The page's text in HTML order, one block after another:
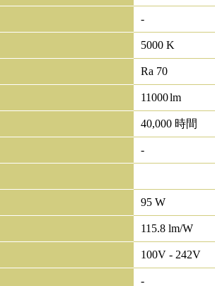
-
5000 K
Ra 70
11000lm
40,000 時間
-
95 W
115.8 lm/W
100V - 242V
-